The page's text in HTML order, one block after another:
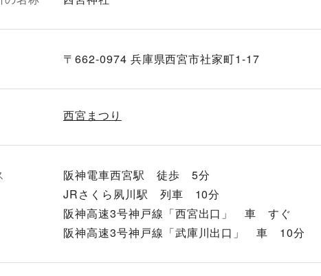
〒662-0974 兵庫県西宮市社家町1-17
西宮まつり
阪神電車西宮駅 徒歩 5分
JRさくら夙川駅 列車 10分
阪神高速3号神戸線「西宮出口」 車 すぐ
阪神高速3号神戸線「武庫川出口」 車 10分